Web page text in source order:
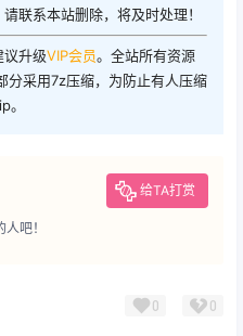
联系本站删除，将及时处理！
升级VIP会员。全站所有资源
分采用7z压缩，为防止有人压缩
给TA打赏
吧！
0 0